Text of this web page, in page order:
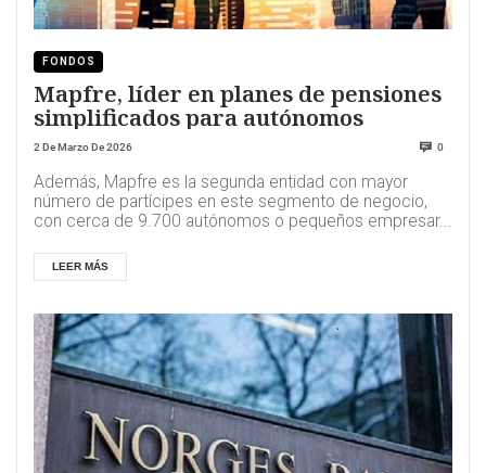
FONDOS
Mapfre, líder en planes de pensiones
simplificados para autónomos
2 De Marzo De 2026 0
Además, Mapfre es la segunda entidad con mayor
número de partícipes en este segmento de negocio,
con cerca de 9.700 autónomos o pequeños empresar...
LEER MÁS